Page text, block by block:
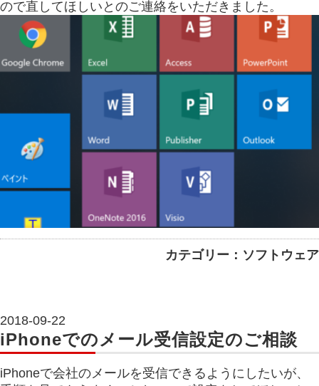
ので直してほしいとのご連絡をいただきました。
カテゴリー：ソフトウェア
2018-09-22
iPhoneでのメール受信設定のご相談
iPhoneで会社のメールを受信できるようにしたいが、